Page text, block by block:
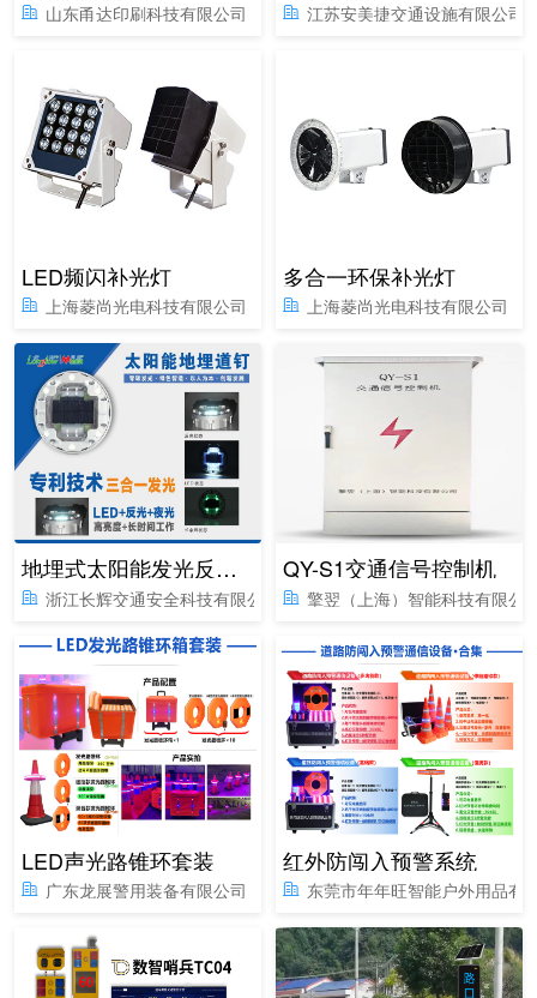
山东甬达印刷科技有限公司 江苏安美捷交通设施有限公司
LED频闪补光灯
上海菱尚光电科技有限公司
多合一环保补光灯
上海菱尚光电科技有限公司
地埋式太阳能发光反光多功能道钉
浙江长辉交通安全科技有限公司
QY-S1交通信号控制机
擎翌（上海）智能科技有限公
LED声光路锥环套装
广东龙展警用装备有限公司
红外防闯入预警系统
东莞市年年旺智能户外用品有